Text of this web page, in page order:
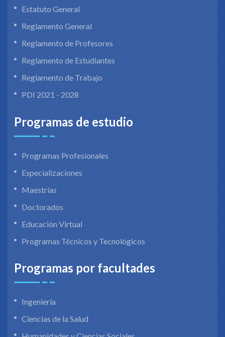
Estatuto General
Reglamento General
Reglamento de Profesores
Reglamento de Estudiantes
Reglamento de Trabajo
PDI 2021 - 2028
Programas de estudio
Programas Profesionales
Especializaciones
Maestrías
Doctorados
Educación Virtual
Programas Técnicos y Tecnológicos
Programas por facultades
Ingeniería
Ciencias de la Salud